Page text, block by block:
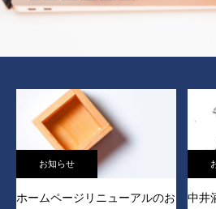
お知らせ
ホームページリニューアルのお
中井